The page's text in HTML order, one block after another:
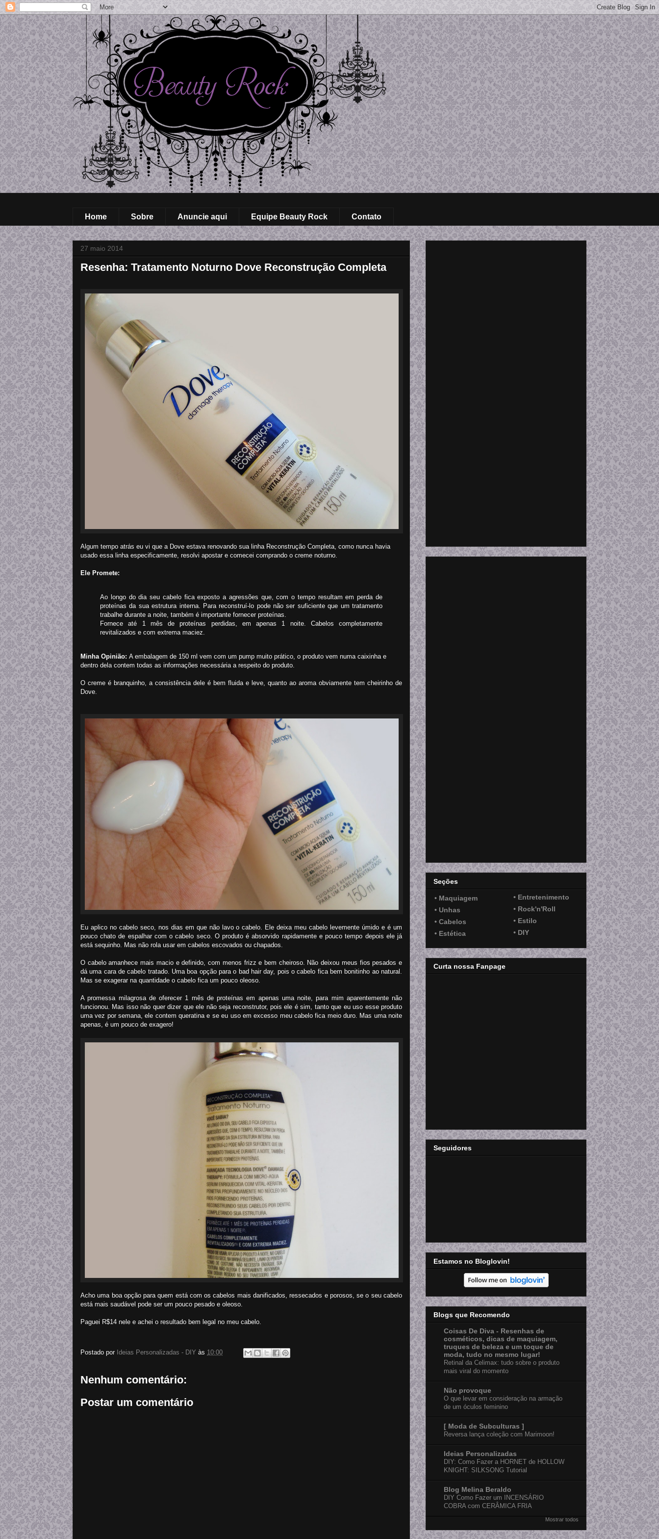
Home Sobre Anuncie aqui Equipe Beauty Rock Contato
27 maio 2014
Resenha: Tratamento Noturno Dove Reconstrução Completa
Algum tempo atrás eu vi que a Dove estava renovando sua linha Reconstrução Completa, como nunca havia
usado essa linha especificamente, resolvi apostar e comecei comprando o creme noturno.
Ele Promete:
Ao longo do dia seu cabelo fica exposto a agressões que, com o tempo resultam em perda de
proteínas da sua estrutura interna. Para reconstruí-lo pode não ser suficiente que um tratamento
trabalhe durante a noite, também é importante fornecer proteínas.
Fornece até 1 mês de proteínas perdidas, em apenas 1 noite. Cabelos completamente
revitalizados e com extrema maciez.
Minha Opinião: A embalagem de 150 ml vem com um pump muito prático, o produto vem numa caixinha e
dentro dela contem todas as informações necessária a respeito do produto.
O creme é branquinho, a consistência dele é bem fluida e leve, quanto ao aroma obviamente tem cheirinho de
Dove.
Eu aplico no cabelo seco, nos dias em que não lavo o cabelo. Ele deixa meu cabelo levemente úmido e é um
pouco chato de espalhar com o cabelo seco. O produto é absorvido rapidamente e pouco tempo depois ele já
está sequinho. Mas não rola usar em cabelos escovados ou chapados.
O cabelo amanhece mais macio e definido, com menos frizz e bem cheiroso. Não deixou meus fios pesados e
dá uma cara de cabelo tratado. Uma boa opção para o bad hair day, pois o cabelo fica bem bonitinho ao natural.
Mas se exagerar na quantidade o cabelo fica um pouco oleoso.
A promessa milagrosa de oferecer 1 mês de proteínas em apenas uma noite, para mim aparentemente não
funcionou. Mas isso não quer dizer que ele não seja reconstrutor, pois ele é sim, tanto que eu uso esse produto
uma vez por semana, ele contem queratina e se eu uso em excesso meu cabelo fica meio duro. Mas uma noite
apenas, é um pouco de exagero!
Acho uma boa opção para quem está com os cabelos mais danificados, ressecados e porosos, se o seu cabelo
está mais saudável pode ser um pouco pesado e oleoso.
Paguei R$14 nele e achei o resultado bem legal no meu cabelo.
Postado por Ideias Personalizadas - DIY às 10:00
Nenhum comentário:
Postar um comentário
Seções
• Maquiagem
• Entretenimento
• Unhas
• Rock'n'Roll
• Cabelos
• Estilo
• Estética
• DIY
Curta nossa Fanpage
Seguidores
Estamos no Bloglovin!
Blogs que Recomendo
Coisas De Diva - Resenhas de
cosméticos, dicas de maquiagem,
truques de beleza e um toque de
moda, tudo no mesmo lugar!
Retinal da Celimax: tudo sobre o produto
mais viral do momento
Não provoque
O que levar em consideração na armação
de um óculos feminino
[ Moda de Subculturas ]
Reversa lança coleção com Marimoon!
Ideias Personalizadas
DIY: Como Fazer a HORNET de HOLLOW
KNIGHT: SILKSONG Tutorial
Blog Melina Beraldo
DIY Como Fazer um INCENSÁRIO
COBRA com CERÂMICA FRIA
Mostrar todos